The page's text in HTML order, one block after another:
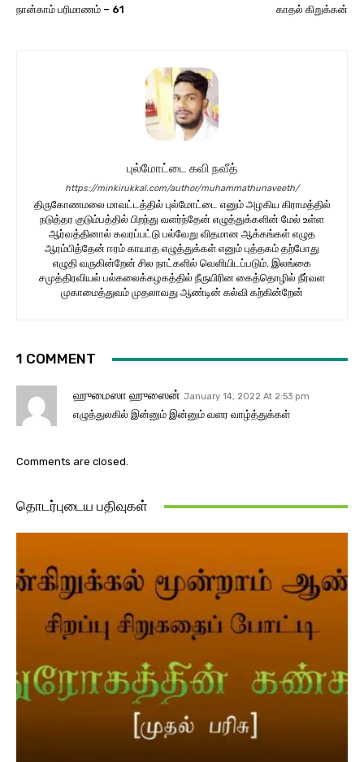
நான்காம் பரிமாணம் – 61 காதல் கிறுக்கன்
புல்மோட்டை கவி நவீத்
https://minkirukkal.com/author/muhammathunaveeth/
திருகோணமலை மாவட்டத்தில் புல்மோட்டை எனும் அழகிய கிராமத்தில்
நடுத்தர குடும்பத்தில் பிறந்து வளர்ந்தேன் எழுத்துக்களின் மேல் உள்ள
ஆர்வத்தினால் கவரப்பட்டு பல்வேறு விதமான ஆக்கங்கள் எழுத
ஆரம்பித்தேன் ஈரம் காயாத எழுத்துக்கள் எனும் புத்தகம் தற்போது
எழுதி வருகின்றேன் சில நாட்களில் வெளியிடப்படும். இலங்கை
சமுத்திரவியல் பல்கலைக்கழகத்தில் நீருயிரின கைத்தொழில் நீர்வள
முகாமைத்துவம் முதலாவது ஆண்டின் கல்வி கற்கின்றேன்
1 COMMENT
ஹுமைஸா ஹுஸைன் January 14, 2022 At 2:53 pm
எழுத்துலகில் இன்னும் இன்னும் வளர வாழ்த்துக்கள்
Comments are closed.
தொடர்புடைய பதிவுகள்